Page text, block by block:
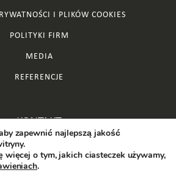
I PLIKÓW COOKIES
POLITYKI FIRM
MEDIA
REFERENCJE
KONTAKT
+48 32 253 00 95
zapewnić najlepszą jakość
więcej o tym, jakich ciasteczek używamy,
.